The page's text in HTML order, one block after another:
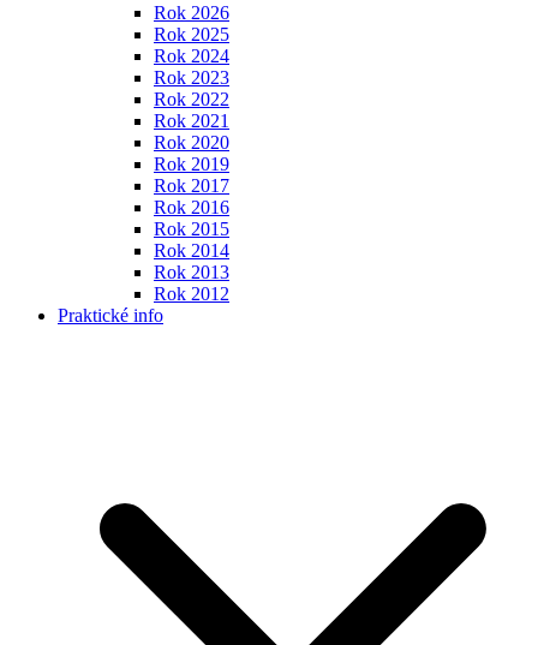
Rok 2026
Rok 2025
Rok 2024
Rok 2023
Rok 2022
Rok 2021
Rok 2020
Rok 2019
Rok 2017
Rok 2016
Rok 2015
Rok 2014
Rok 2013
Rok 2012
Praktické info